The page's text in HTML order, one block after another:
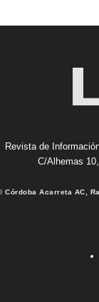
Revista de
C/Alhemas
Córdoba Acarreta AC,